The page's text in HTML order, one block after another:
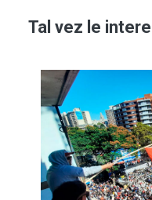
Tal vez le
Imagen